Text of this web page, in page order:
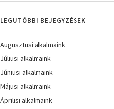
LEGUTÓBBI BEJEGYZÉSEK
Augusztusi alkalmaink
Júliusi alkalmaink
Júniusi alkalmaink
Májusi alkalmaink
Áprilisi alkalmaink